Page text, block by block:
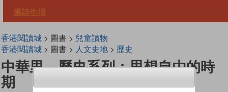
漫話生活
香港閱讀城> 圖書 > 兒童讀物
香港閱讀城> 圖書 > 人文史地> 歷史
中華里—歷史系列：思想自由的時
期